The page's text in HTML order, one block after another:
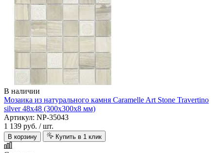
В наличии
Мозаика из натурального камня Caramelle Art Stone Travertino
silver 48х48 (300х300х8 мм)
Артикул: NP-35043
1 139 руб. / шт.
В корзину Купить в 1 клик